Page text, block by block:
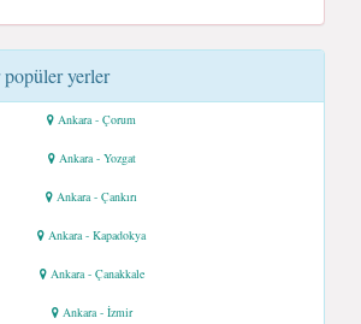
yerler
Ankara - Çorum
Ankara - Yozgat
Ankara - Çankırı
Ankara - Kapadokya
Ankara - Çanakkale
Ankara - İzmir